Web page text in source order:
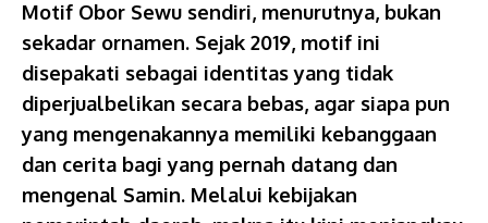
Motif Obor Sewu sendiri, menurutnya, bukan
sekadar ornamen. Sejak 2019, motif ini
disepakati sebagai identitas yang tidak
diperjualbelikan secara bebas, agar siapa pun
yang mengenakannya memiliki kebanggaan
dan cerita bagi yang pernah datang dan
mengenal Samin. Melalui kebijakan